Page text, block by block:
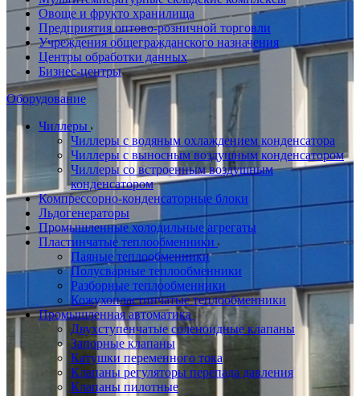
Овоще и фрукто хранилища
Предприятия оптово-розничной торговли
Учреждения общегражданского назначения
Центры обработки данных
Бизнес-центры
Оборудование
Чиллеры
Чиллеры с водяным охлаждением конденсатора
Чиллеры с выносным воздушным конденсатором
Чиллеры со встроенным воздушным
конденсатором
Компрессорно-конденсаторные блоки
Льдогенераторы
Промышленные холодильные агрегаты
Пластинчатые теплообменники
Паяные теплообменники
Полусварные теплообменники
Разборные теплообменники
Кожухопластинчатые теплообменники
Промышленная автоматика
Двухступенчатые соленоидные клапаны
Запорные клапаны
Катушки переменного тока
Клапаны регуляторы перепада давления
Клапаны пилотные